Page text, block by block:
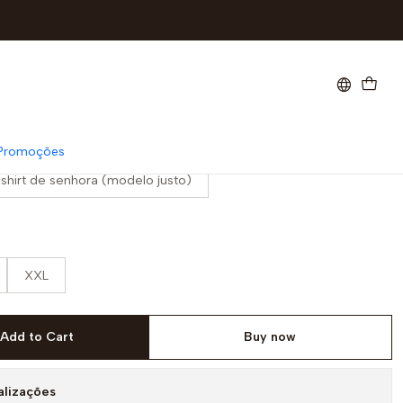
de senhora (modelo justo)
XXL
Add to Cart Buy now